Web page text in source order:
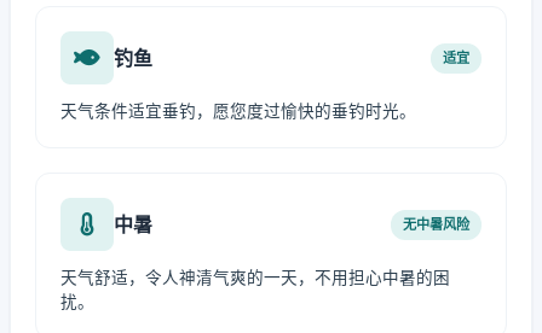
钓鱼 适宜
天气条件适宜垂钓，愿您度过愉快的垂钓时光。
中暑 无中暑风险
天气舒适，令人神清气爽的一天，不用担心中暑的困
扰。